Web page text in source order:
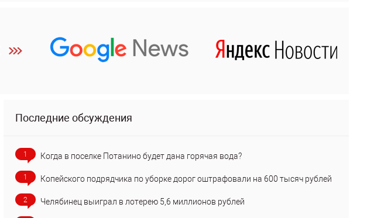
Последние обсуждения
1 Когда в поселке Потанино будет дана горячая вода?
1 Копейского подрядчика по уборке дорог оштрафовали на 600 тысяч рублей
2 Челябинец выиграл в лотерею 5,6 миллионов рублей